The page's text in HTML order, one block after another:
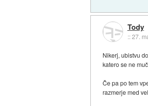
Tody
::27.
Nikerj, ubistvu
katero se ne
Če pa po tem
razmerje med